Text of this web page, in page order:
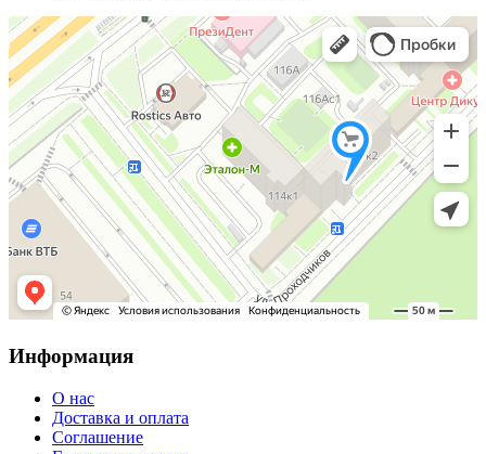
Информация
О нас
Доставка и оплата
Соглашение